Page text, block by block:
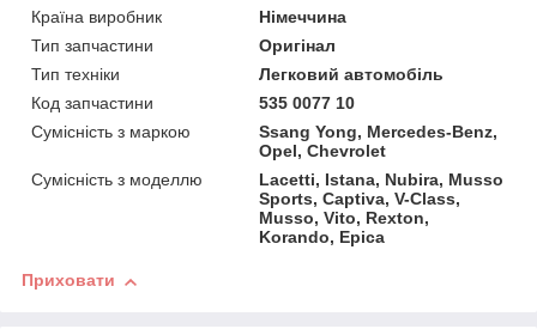
Країна виробник
Німеччина
Тип запчастини
Оригінал
Тип техніки
Легковий автомобіль
Код запчастини
535 0077 10
Сумісність з маркою
Ssang Yong, Mercedes-Benz,
Opel, Chevrolet
Сумісність з моделлю
Lacetti, Istana, Nubira, Musso
Sports, Captiva, V-Class,
Musso, Vito, Rexton,
Korando, Epica
Приховати